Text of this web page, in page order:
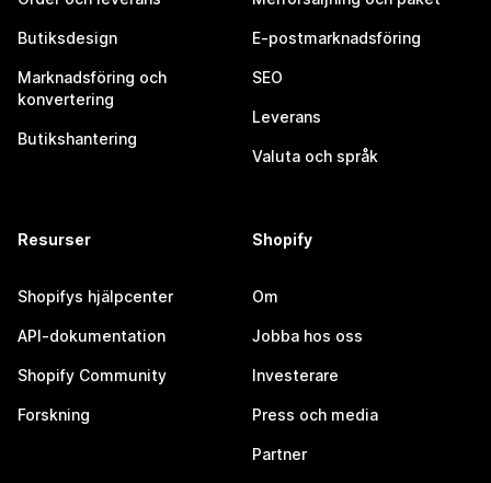
Butiksdesign
Marknadsföring och
konvertering
Butikshantering
E-postmarknadsföring
SEO
Leverans
Valuta och språk
Resurser
Shopifys hjälpcenter
API-dokumentation
Shopify Community
Forskning
Shopify
Om
Jobba hos oss
Investerare
Press och media
Partner